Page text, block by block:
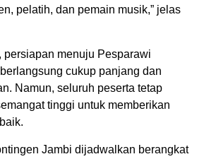
pelatih, dan pemain musik,” jelas
persiapan menuju Pesparawi
cukup panjang dan
Namun, seluruh peserta tetap
tinggi untuk memberikan
Jambi dijadwalkan berangkat